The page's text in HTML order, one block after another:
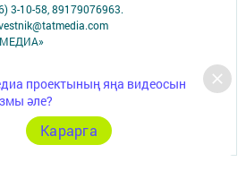
проектының яңа видеосын
әле?
Карарга
3-10-58, 89179076963.
«cookie»для персонализации сервисов и
отменить в настройках браузера.